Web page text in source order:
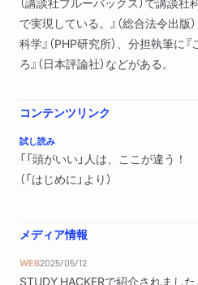
で実現している。』（総合法令出版
科学』（PHP研究所）、分担執筆に
ろ』（日本評論社）などがある。
コンテンツリンク
試し読み
「「頭がいい」人は、ここが違う！
（「はじめに」より）
メディア情報
WEB2025/05/12
STUDY HACKERで紹介されました